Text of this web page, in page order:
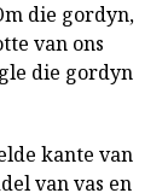
die gordyn,
van ons
die gordyn
kante van
van vas en